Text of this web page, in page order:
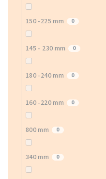
150 -225 mm 0
145 - 230 mm 0
180 -240 mm 0
160 -220 mm 0
800 mm 0
340 mm 0